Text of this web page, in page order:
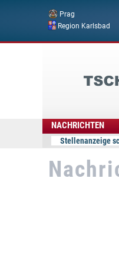
Prag
Region Karlsbad
Online
NACHRICHTEN
Stellenanzeige